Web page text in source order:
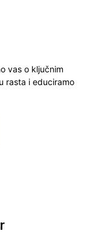
vas o ključnim
rasta i educiramo